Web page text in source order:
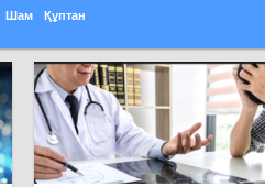
Шам Құптан